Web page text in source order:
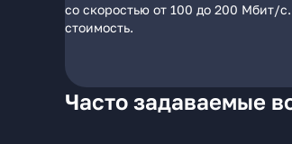
со скоростью от 100 до 200 Мбит/
стоимость.
Часто задаваемые